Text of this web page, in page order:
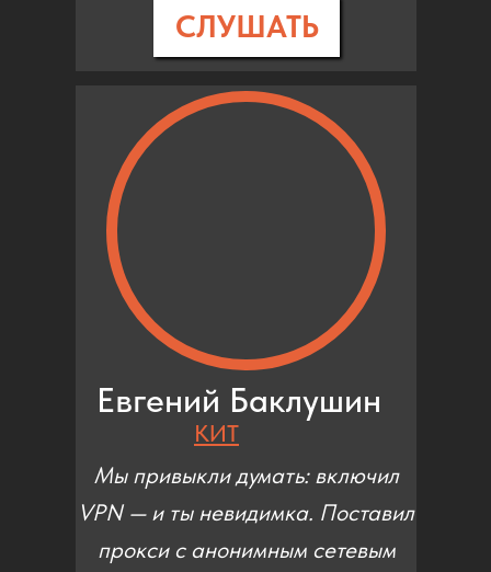
СЛУШАТЬ
Мы привыкли думать: включил
VPN — и ты невидимка. Поставил
прокси с анонимным сетевым
Евгений Баклушин
КИТ